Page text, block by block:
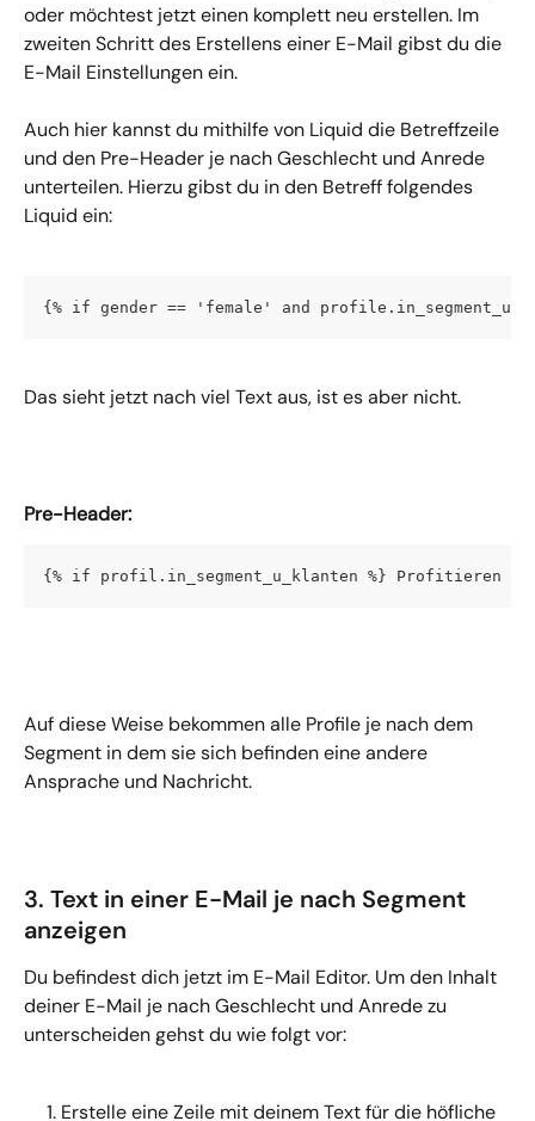
oder möchtest jetzt einen komplett neu erstellen. Im
zweiten Schritt des Erstellens einer E-Mail gibst du die
E-Mail Einstellungen ein.
Auch hier kannst du mithilfe von Liquid die Betreffzeile
und den Pre-Header je nach Geschlecht und Anrede
unterteilen. Hierzu gibst du in den Betreff folgendes
Liquid ein:
{% if gender == 'female' and
Das sieht jetzt nach viel Text aus, ist es aber nicht.
Pre-Header:
{% if profil.in_segment_u_klanten %} Profitieren
Auf diese Weise bekommen alle Profile je nach dem
Segment in dem sie sich befinden eine andere
Ansprache und Nachricht.
3. Text in einer E-Mail je nach Segment
anzeigen
Du befindest dich jetzt im E-Mail Editor. Um den Inhalt
deiner E-Mail je nach Geschlecht und Anrede zu
unterscheiden gehst du wie folgt vor:
Erstelle eine Zeile mit deinem Text für die höfliche